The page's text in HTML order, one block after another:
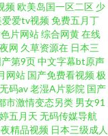
区 亚洲制服欧美国产色
伦理一区二区视频 久久
日本污www 最新国产五
人妖操人妖 91大神麻豆
频欧美岛国一区二区 少
爱爱tv视频免费五月丁
片网站综合网黄在线
网 久草资源在 日本三
产第9页中文字幕bt原声
网站 国产免费看视频极
码av老湿A片影院 国产
市激情变态另类 男女91
五月天 无码传媒导航
精品视频 日本三级成人